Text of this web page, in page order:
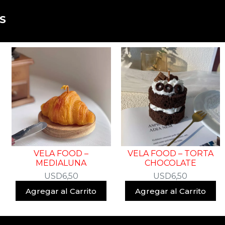
VELA FOOD –
MEDIALUNA
USD6,50
Agregar al Carrito
VELA FOOD – TORTA
CHOCOLATE
USD6,50
Agregar al Carrito